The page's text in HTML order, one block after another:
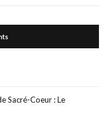
Sacré-Coeur : Le